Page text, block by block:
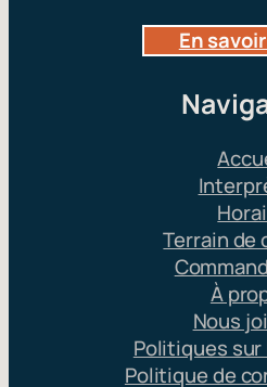
En
Terrain de
À
Nous
Politiques
Politique de